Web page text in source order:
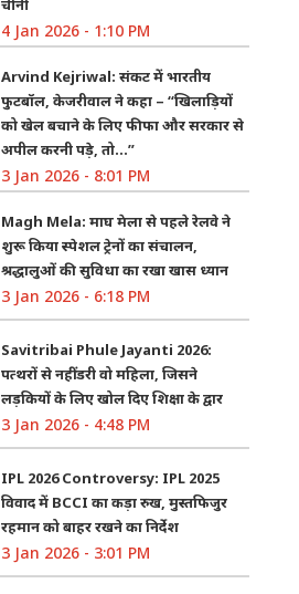
चीनी
4 Jan 2026 - 1:10 PM
Arvind Kejriwal: संकट में भारतीय
फुटबॉल, केजरीवाल ने कहा – “खिलाड़ियों
को खेल बचाने के लिए फीफा और सरकार से
अपील करनी पड़े, तो…”
3 Jan 2026 - 8:01 PM
Magh Mela: माघ मेला से पहले रेलवे ने
शुरू किया स्पेशल ट्रेनों का संचालन,
श्रद्धालुओं की सुविधा का रखा खास ध्यान
3 Jan 2026 - 6:18 PM
Savitribai Phule Jayanti 2026:
पत्थरों से नहीं डरी वो महिला, जिसने
लड़कियों के लिए खोल दिए शिक्षा के द्वार
3 Jan 2026 - 4:48 PM
IPL 2026 Controversy: IPL 2025
विवाद में BCCI का कड़ा रुख, मुस्तफिजुर
रहमान को बाहर रखने का निर्देश
3 Jan 2026 - 3:01 PM